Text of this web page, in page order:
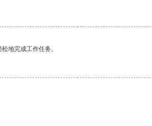
地完成工作任务。